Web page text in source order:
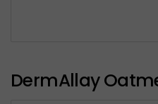
DermAllay